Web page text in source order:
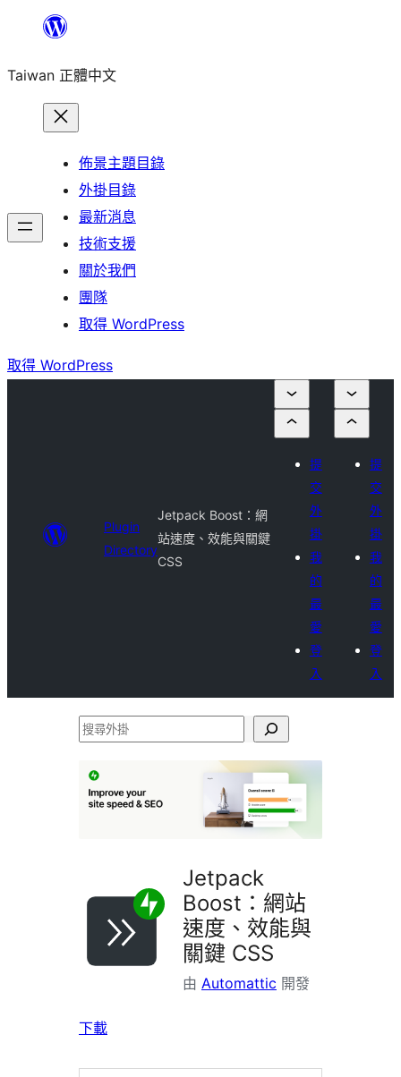
主
Taiwan 正體中文
佈景主題目錄
外掛目錄
最新消息
技術支援
關於我們
團隊
取得 WordPress
取得 WordPress
Plugin
Directory
Jetpack Boost：網
站速度、效能與關鍵
CSS
提
交
外
掛
我
的
最
愛
登
入
提
交
外
掛
我
的
最
愛
登
入
搜
外
掛
Jetpack
Boost：網站
速度、效能與
關鍵 CSS
由 Automattic 開發
下載